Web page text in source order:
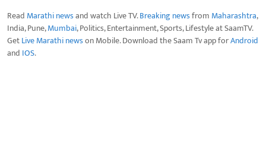
Read Marathi newsand watch Live TV.Breaking newsfrom Maharashtra,
India, Pune,Mumbai, Politics, Entertainment, Sports, Lifestyle at SaamTV.
GetLive Marathi newson Mobile. Download the Saam Tv app forAndroid
and IOS.